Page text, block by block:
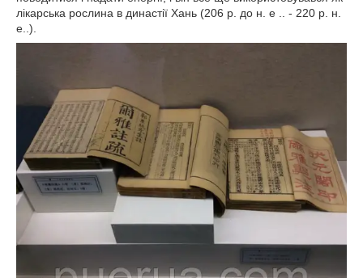
лікарська рослина в династії Хань (206 р. до н. е .. - 220 р. н.
е..).